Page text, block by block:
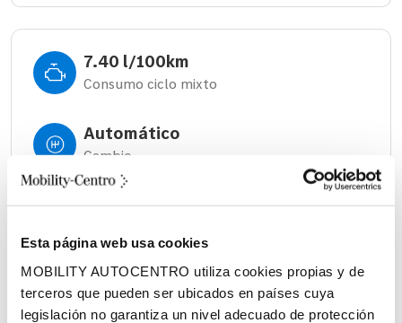
Esta página web usa cookies
MOBILITY AUTOCENTRO utiliza cookies propias y de
terceros que pueden ser ubicados en países cuya
legislación no garantiza un nivel adecuado de protección
7.40 l/100km
Consumo ciclo mixto
Automático
Cambio
1030 litros
Diésel
Combustible